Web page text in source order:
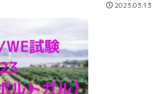
2023.03.13